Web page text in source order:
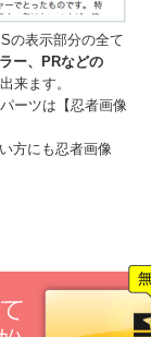
の表示部分の全て
ー、PRなどの
来ます。
ーツは【忍者画像
方にも忍者画像